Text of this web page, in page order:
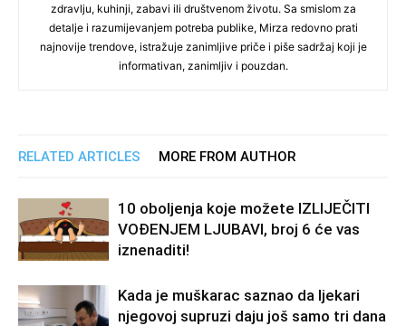
zdravlju, kuhinji, zabavi ili društvenom životu. Sa smislom za
detalje i razumijevanjem potreba publike, Mirza redovno prati
najnovije trendove, istražuje zanimljive priče i piše sadržaj koji je
informativan, zanimljiv i pouzdan.
RELATED ARTICLES MORE FROM AUTHOR
10 oboljenja koje možete IZLIJEČITI
VOĐENJEM LJUBAVI, broj 6 će vas
iznenaditi!
Kada je muškarac saznao da ljekari
njegovoj supruzi daju još samo tri dana